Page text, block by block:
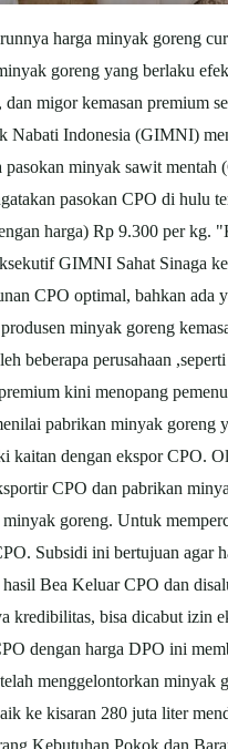
harga minyak goreng
goreng yang berlaku
migor kemasan premium
Nabati Indonesia (GIMNI)
pasokan minyak sawit
pasokan CPO di hulu
harga) Rp 9.300 per
GIMNI Sahat Sinaga
CPO optimal, bahkan
minyak goreng
beberapa perusahaan
kini menopang
pabrikan minyak goreng
dengan ekspor CPO.
CPO dan pabrikan
goreng. Untuk
Subsidi ini bertujuan
Bea Keluar CPO dan
kredibilitas, bisa dicabut izin
dengan harga DPO ini
menggelontorkan minyak
ke kisaran 280 juta liter
Kebutuhan Pokok dan